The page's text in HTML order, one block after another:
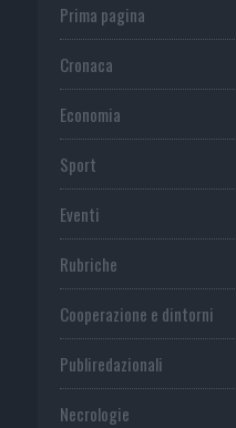
Prima pagina
Cronaca
Economia
Sport
Eventi
Rubriche
Cooperazione e dintorni
Publiredazionali
Necrologie